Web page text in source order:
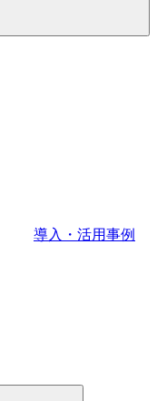
導入・活用事例